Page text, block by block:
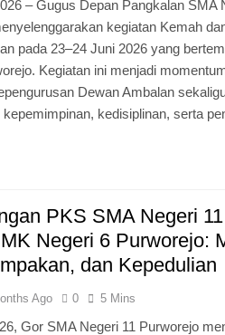
– Gugus Depan Pangkalan SMA
kegiatan Kemah
pada 23–24 Juni 2026 yang
Kegiatan ini menjadi
Dewan Ambalan
kedisiplinan, serta
PKS SMA Negeri 11
Negeri 6 Purworejo:
dan Kepedulian
Ago 0 5 Mins
Gor SMA Negeri 11 Purworejo